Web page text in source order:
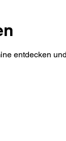
entdecken